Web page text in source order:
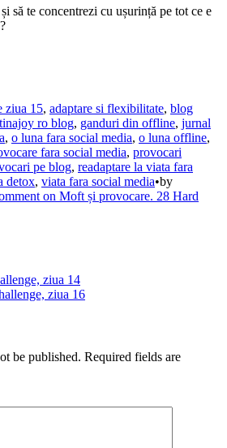
să te concentrezi cu ușurință pe tot ce e
ziua 15, adaptare si flexibilitate, blog
ro blog, ganduri din offline, jurnal
, o luna fara social media, o luna offline,
fara social media, provocari
pe blog, readaptare la viata fara
detox, viata fara social media•by
on Moft și provocare. 28 Hard
ziua 14
ziua 16
be published. Required fields are